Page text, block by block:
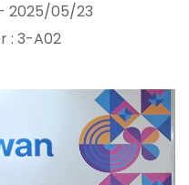
2025/05/23
: 3-A02